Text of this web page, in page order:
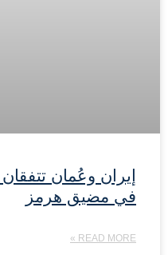
إيران وعُمان
في مضيق هرمز
READ MORE »